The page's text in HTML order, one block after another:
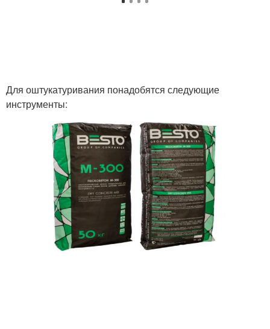
Для оштукатуривания понадобятся следующие
инструменты: